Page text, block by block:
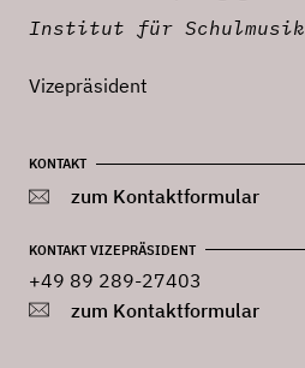
Institut für Schulmusik
Vizepräsident
KONTAKT
zum Kontaktformular
KONTAKT VIZEPRÄSIDENT
+49 89 289-27403
zum Kontaktformular